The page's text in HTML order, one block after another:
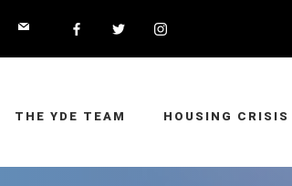
THE YDE TEAM HOUSING CRISIS